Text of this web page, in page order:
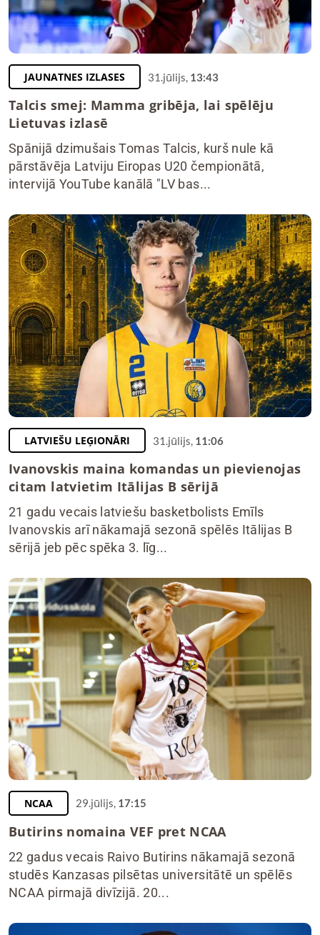
JAUNATNES IZLASES 31.jūlijs, 13:43
Talcis smej: Mamma gribēja, lai spēlēju
Lietuvas izlasē
Spānijā dzimušais Tomas Talcis, kurš nule kā
pārstāvēja Latviju Eiropas U20 čempionātā,
intervijā YouTube kanālā "LV bas...
LATVIEŠU LEĢIONĀRI 31.jūlijs, 11:06
Ivanovskis maina komandas un pievienojas
citam latvietim Itālijas B sērijā
21 gadu vecais latviešu basketbolists Emīls
Ivanovskis arī nākamajā sezonā spēlēs Itālijas B
sērijā jeb pēc spēka 3. līg...
NCAA 29.jūlijs, 17:15
Butirins nomaina VEF pret NCAA
22 gadus vecais Raivo Butirins nākamajā sezonā
studēs Kanzasas pilsētas universitātē un spēlēs
NCAA pirmajā divīzijā. 20...